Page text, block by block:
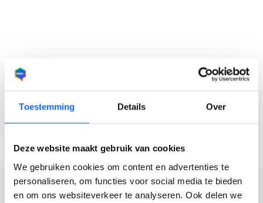
Toestemming Details Over
Deze website maakt gebruik van cookies
We gebruiken cookies om content en advertenties te
personaliseren, om functies voor social media te bieden
en om ons websiteverkeer te analyseren. Ook delen we